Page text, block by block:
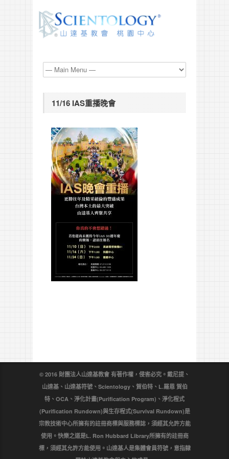
11/16 IAS重播晚會
© 2016 財團法人山達基教會 有著作權，侵害必究。戴尼提、
山達基、山達基符號、Scientology、賀伯特、L.羅恩 賀伯
特、OCA、淨化計畫(Purification Program)、淨化程式
(Purification Rundown)與生存程式(Survival Rundown)是
宗教技術中心所擁有的註冊商標與服務標誌，須經其允許方能
使用。快樂之道是L. Ron Hubbard Library所擁有的註冊商
標，須經其允許方能使用。山達基人是集體會員符號，意指隸